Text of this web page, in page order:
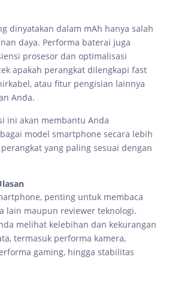
dinyatakan dalam mAh hanya salah
daya. Performa baterai juga
prosesor dan optimalisasi
apakah perangkat dilengkapi fast
atau fitur pengisian lainnya
Anda.
ini akan membantu Anda
model smartphone secara lebih
yang paling sesuai dengan
penting untuk membaca
lain maupun reviewer teknologi.
melihat kelebihan dan kekurangan
termasuk performa kamera,
gaming, hingga stabilitas